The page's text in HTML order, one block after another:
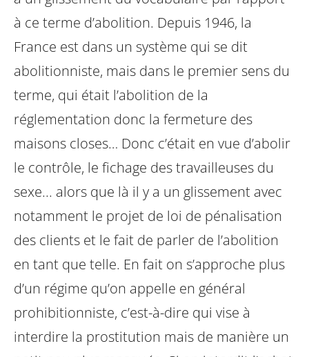
à ce terme d’abolition. Depuis 1946, la
France est dans un système qui se dit
abolitionniste, mais dans le premier sens du
terme, qui était l’abolition de la
réglementation donc la fermeture des
maisons closes… Donc c’était en vue d’abolir
le contrôle, le fichage des travailleuses du
sexe... alors que là il y a un glissement avec
notamment le projet de loi de pénalisation
des clients et le fait de parler de l’abolition
en tant que telle. En fait on s’approche plus
d’un régime qu’on appelle en général
prohibitionniste, c’est-à-dire qui vise à
interdire la prostitution mais de manière un